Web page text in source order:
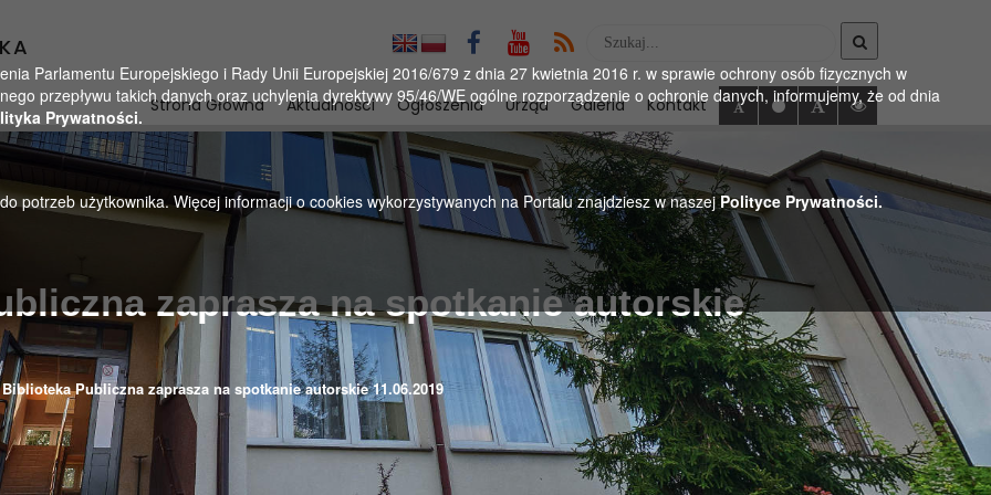
Parlamentu Europejskiego i Rady Unii Europejskiej 2016/679 z dnia 27 kwietnia 2016 r. w sprawie ochrony osób fizycznych w
przepływu takich danych oraz uchylenia dyrektywy 95/46/WE ogólne rozporządzenie o ochronie danych, informujemy, że od dnia
Prywatności.
potrzeb użytkownika. Więcej informacji o cookies wykorzystywanych na Portalu znajdziesz w naszejPolityce Prywatności.
Wyszukaj
serwise
Strona Główna
Aktualności Ogłoszenia Urząd Galeria Kontakt
zaprasza na spotkanie autorskie
Publiczna zaprasza na spotkanie autorskie 11.06.2019